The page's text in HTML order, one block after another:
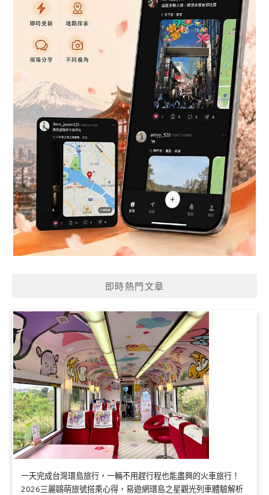
即時熱門文章
一天完成台灣環島旅行，一輛不用趕行程也能盡興的火車旅行！
2026三麗鷗萌旅號搭乘心得，易遊網環島之星觀光列車體驗解析